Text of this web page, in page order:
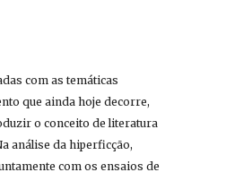
com as temáticas
que ainda hoje decorre,
o conceito de literatura
análise da hiperficção,
com os ensaios de